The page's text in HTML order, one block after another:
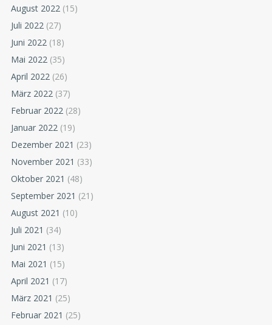
August 2022 (15)
Juli 2022 (27)
Juni 2022 (18)
Mai 2022 (35)
April 2022 (26)
März 2022 (37)
Februar 2022 (28)
Januar 2022 (19)
Dezember 2021 (23)
November 2021 (33)
Oktober 2021 (48)
September 2021 (21)
August 2021 (10)
Juli 2021 (34)
Juni 2021 (13)
Mai 2021 (15)
April 2021 (17)
März 2021 (25)
Februar 2021 (25)